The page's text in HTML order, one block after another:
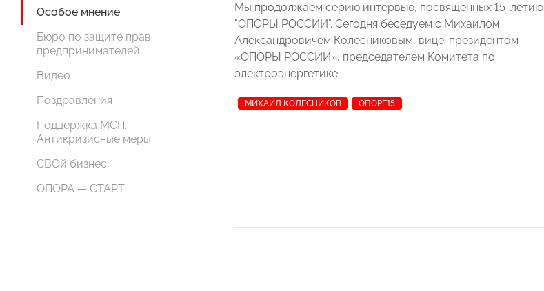
Особое мнение
Бюро по защите прав
предпринимателей
Видео
Поздравления
Поддержка МСП.
Антикризисные меры
СВОй бизнес
ОПОРА — СТАРТ
Мы продолжаем серию интервью, посвященных 15-летию
"ОПОРЫ РОССИИ". Сегодня беседуем с Михаилом
Александровичем Колесниковым, вице-президентом
«ОПОРЫ РОССИИ», председателем Комитета по
электроэнергетике.
МИХАИЛ КОЛЕСНИКОВ ОПОРЕ15